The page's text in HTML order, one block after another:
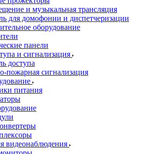
и музыкальная трансляция
для домофонии и диспетчеризации
оборудование
панели
и сигнализация
доступа
пожарная сигнализация
питания
видеонаблюдения